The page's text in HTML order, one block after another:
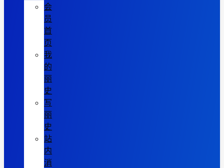
会
员
首
页
我
的
丽
史
写
丽
史
站
内
消